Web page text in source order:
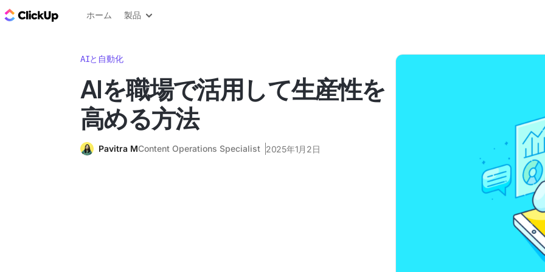
ClickUp ブログ
ホーム 製品
AIと自動化
AIを職場で活用して生産性を
高める方法
Pavitra MContent Operations Specialist 2025年1月2日